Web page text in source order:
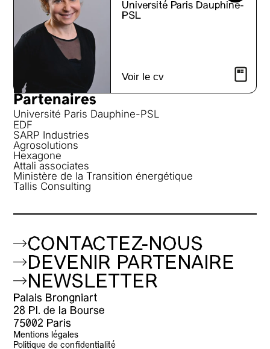
Université Paris Dauphine-
PSL
Voir le cv
Partenaires
Université Paris Dauphine-PSL
EDF
SARP Industries
Agrosolutions
Hexagone
Attali associates
Ministère de la Transition énergétique
Tallis Consulting
CONTACTEZ-NOUS
DEVENIR PARTENAIRE
NEWSLETTER
Palais Brongniart
28 Pl. de la Bourse
75002 Paris
Mentions légales
Politique de confidentialité